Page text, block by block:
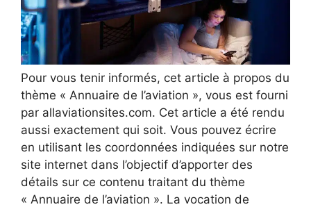
Pour vous tenir informés, cet article à propos du
thème « Annuaire de l’aviation », vous est fourni
par allaviationsites.com. Cet article a été rendu
aussi exactement qui soit. Vous pouvez écrire
en utilisant les coordonnées indiquées sur notre
site internet dans l’objectif d’apporter des
détails sur ce contenu traitant du thème
« Annuaire de l’aviation ». La vocation de